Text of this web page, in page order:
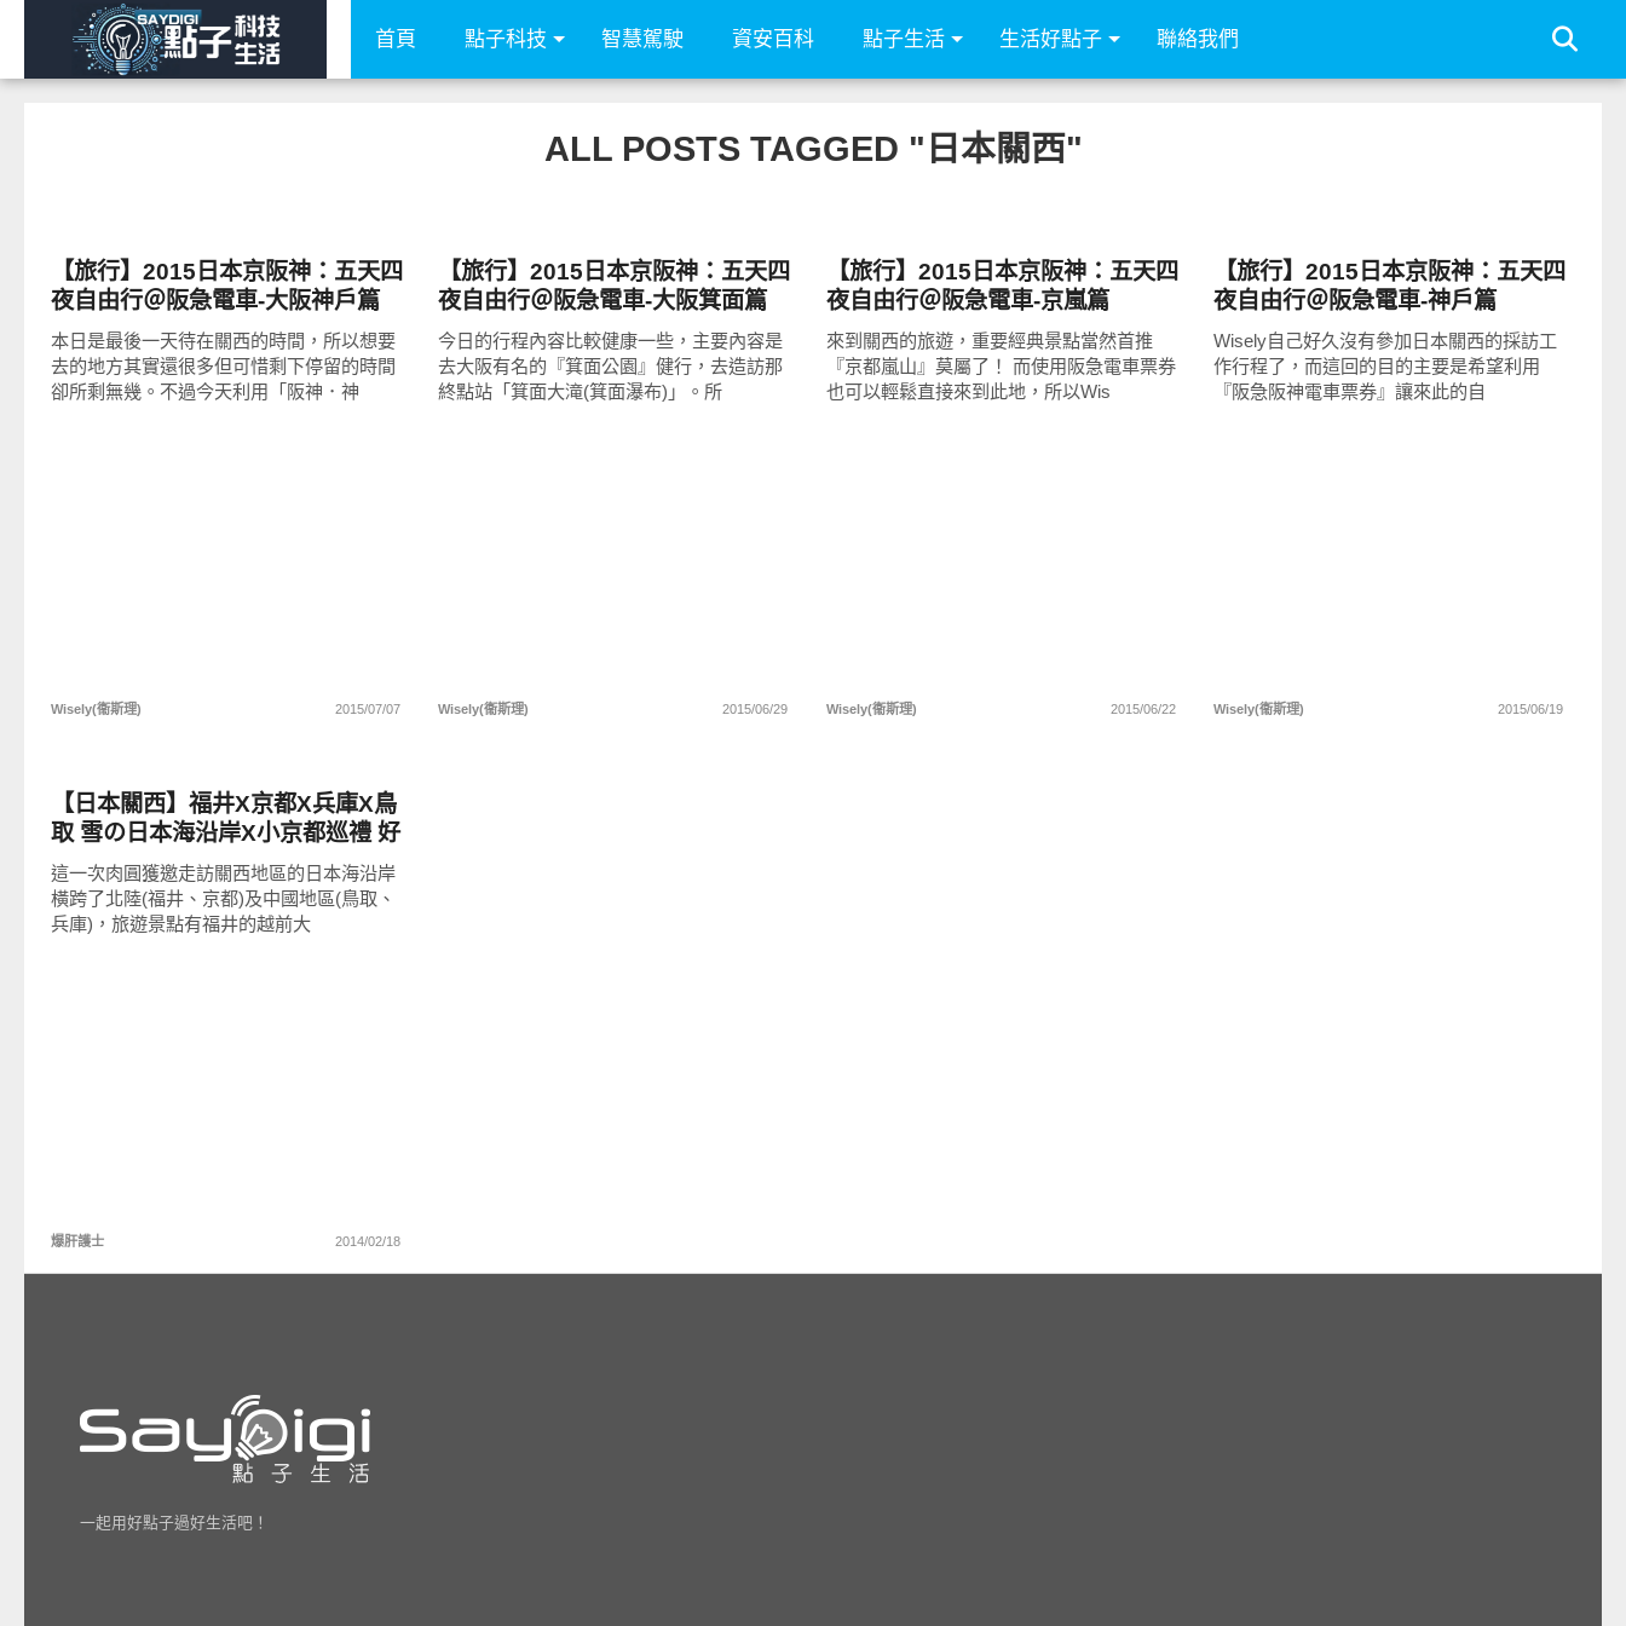
首頁 點子科技 智慧駕駛 資安百科 點子生活 生活好點子 聯絡我們
ALL POSTS TAGGED "日本關西"
【旅行】2015日本京阪神：五天四
夜自由行＠阪急電車-大阪神戶篇
本日是最後一天待在關西的時間，所以想要
去的地方其實還很多但可惜剩下停留的時間
卻所剩無幾。不過今天利用「阪神．神
Wisely(衞斯理) 2015/07/07
【旅行】2015日本京阪神：五天四
夜自由行＠阪急電車-大阪箕面篇
今日的行程內容比較健康一些，主要內容是
去大阪有名的『箕面公園』健行，去造訪那
終點站「箕面大滝(箕面瀑布)」。所
Wisely(衞斯理) 2015/06/29
【旅行】2015日本京阪神：五天四
夜自由行＠阪急電車-京嵐篇
來到關西的旅遊，重要經典景點當然首推
『京都嵐山』莫屬了！ 而使用阪急電車票券
也可以輕鬆直接來到此地，所以Wis
Wisely(衞斯理) 2015/06/22
【旅行】2015日本京阪神：五天四
夜自由行＠阪急電車-神戶篇
Wisely自己好久沒有參加日本關西的採訪工
作行程了，而這回的目的主要是希望利用
『阪急阪神電車票券』讓來此的自
Wisely(衞斯理) 2015/06/19
【日本關西】福井X京都X兵庫X鳥
取 雪の日本海沿岸X小京都巡禮 好
吃、好玩景點大公開!
這一次肉圓獲邀走訪關西地區的日本海沿岸
橫跨了北陸(福井、京都)及中國地區(鳥取、
兵庫)，旅遊景點有福井的越前大
爆肝護士 2014/02/18
一起用好點子過好生活吧！